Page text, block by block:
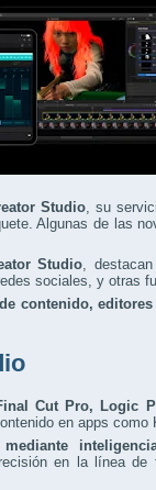
Studio, su
Algunas de las
Studio ,
sociales, y otras
contenido,
Cut Pro, Logic
en apps
en la línea